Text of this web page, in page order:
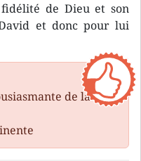
de Dieu et son
et donc pour lui
de la